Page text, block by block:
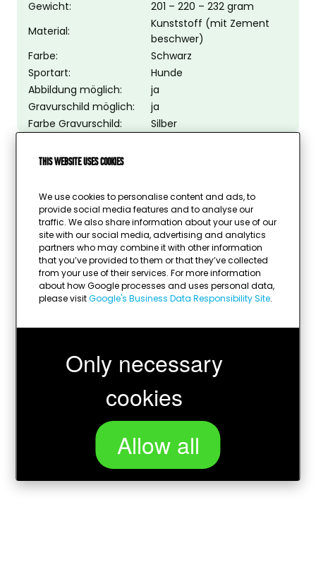
This website uses cookies
We use cookies to personalise content and ads, to
provide social media features and to analyse our
traffic. We also share information about your use of our
site with our social media, advertising and analytics
partners who may combine it with other information
that you’ve provided to them or that they’ve collected
from your use of their services. For more information
about how Google processes and uses personal data,
please visitGoogle's Business Data Responsibility Site.
Only necessary
cookies
Allow all
Gewicht:
201 – 220 – 232 gram
Material:
Kunststoff (mit Zement
beschwer)
Farbe:
Schwarz
Sportart:
Hunde
Abbildung möglich:
ja
Gravurschild möglich:
ja
Farbe Gravurschild:
Silber
Wird geladen …